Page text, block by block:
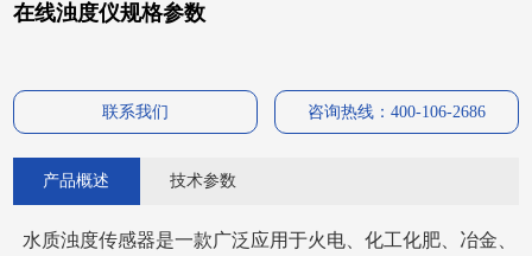
在线浊度仪规格参数
联系我们 咨询热线：400-106-2686
产品概述 技术参数
水质浊度传感器是一款广泛应用于火电、化工化肥、冶金、